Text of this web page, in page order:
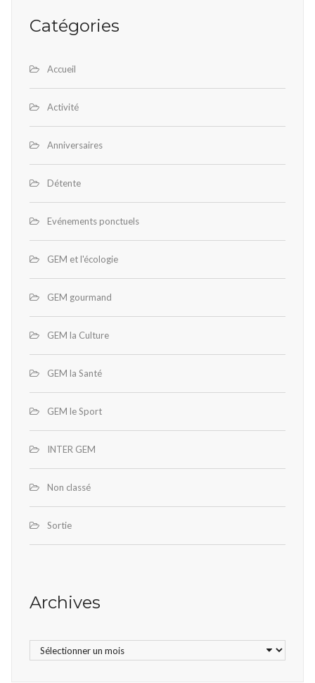
Catégories
Accueil
Activité
Anniversaires
Détente
Evénements ponctuels
GEM et l'écologie
GEM gourmand
GEM la Culture
GEM la Santé
GEM le Sport
INTER GEM
Non classé
Sortie
Archives